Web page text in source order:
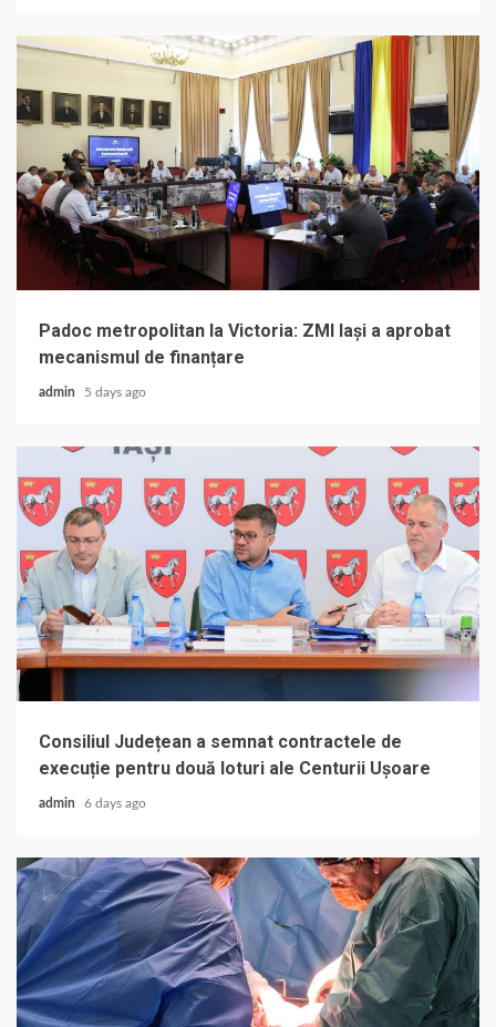
Padoc metropolitan la Victoria: ZMI Iași a aprobat
mecanismul de finanțare
admin 5 days ago
Consiliul Județean a semnat contractele de
execuție pentru două loturi ale Centurii Ușoare
admin 6 days ago